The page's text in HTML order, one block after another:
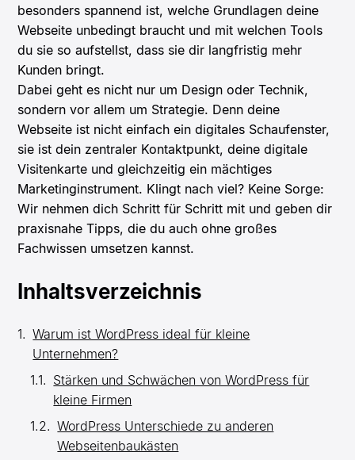
besonders spannend ist, welche Grundlagen deine
Webseite unbedingt braucht und mit welchen Tools
du sie so aufstellst, dass sie dir langfristig mehr
Kunden bringt.
Dabei geht es nicht nur um Design oder Technik,
sondern vor allem um Strategie. Denn deine
Webseite ist nicht einfach ein digitales Schaufenster,
sie ist dein zentraler Kontaktpunkt, deine digitale
Visitenkarte und gleichzeitig ein mächtiges
Marketinginstrument. Klingt nach viel? Keine Sorge:
Wir nehmen dich Schritt für Schritt mit und geben dir
praxisnahe Tipps, die du auch ohne großes
Fachwissen umsetzen kannst.
Inhaltsverzeichnis
Warum ist WordPress ideal für kleine
Unternehmen?
Stärken und Schwächen von WordPress für
kleine Firmen
WordPress Unterschiede zu anderen
Webseitenbaukästen